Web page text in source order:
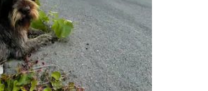
分），共 51 条评价